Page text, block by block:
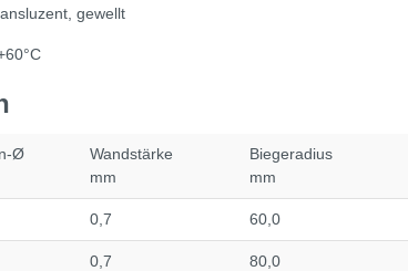
gewellt
Ø
Wandstärke
mm
Biegeradius
mm
0,7 60,0
0,7 80,0